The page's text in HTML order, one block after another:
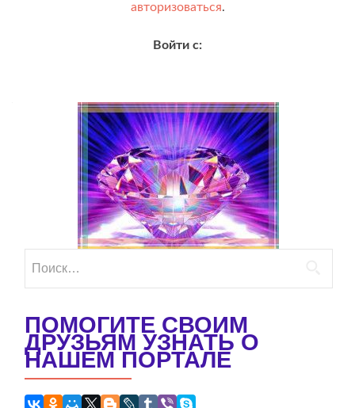
авторизоваться.
Войти с:
ПОМОГИТЕ СВОИМ
ДРУЗЬЯМ УЗНАТЬ О
НАШЕМ ПОРТАЛЕ